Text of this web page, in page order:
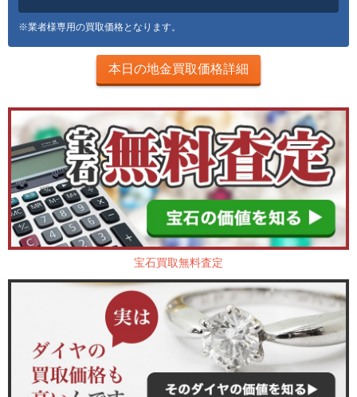
※業者様専用の買取価格となります。
本日の地金買取価格詳細
宝石買取無料査定